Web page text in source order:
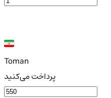
Toman
پرداخت می‌کنید